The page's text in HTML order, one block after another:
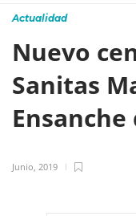
Actualidad
Nuevo
Sanitas
Junio, 2019